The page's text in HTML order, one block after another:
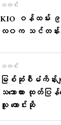
သတင်း
KIO ဝန်ထမ်း ၉
လ၀က သင်တန်း
သတင်း
မြစ်ဆုံစီမံကိန်းဖ
သဘောထား ထုတ်ပ
သူ တောင်းဆို